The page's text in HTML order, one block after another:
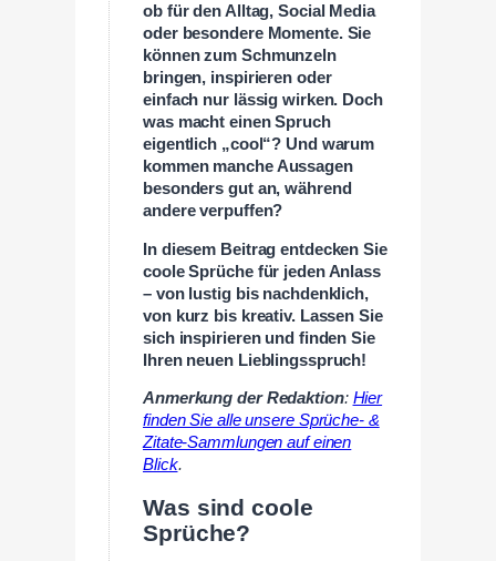
ob für den Alltag, Social Media
oder besondere Momente. Sie
können zum Schmunzeln
bringen, inspirieren oder
einfach nur lässig wirken. Doch
was macht einen Spruch
eigentlich „cool“? Und warum
kommen manche Aussagen
besonders gut an, während
andere verpuffen?
In diesem Beitrag entdecken Sie
coole Sprüche für jeden Anlass
– von lustig bis nachdenklich,
von kurz bis kreativ. Lassen Sie
sich inspirieren und finden Sie
Ihren neuen Lieblingsspruch!
Anmerkung der Redaktion: Hier
finden Sie alle unsere Sprüche- &
Zitate-Sammlungen auf einen
Blick.
Was sind coole
Sprüche?